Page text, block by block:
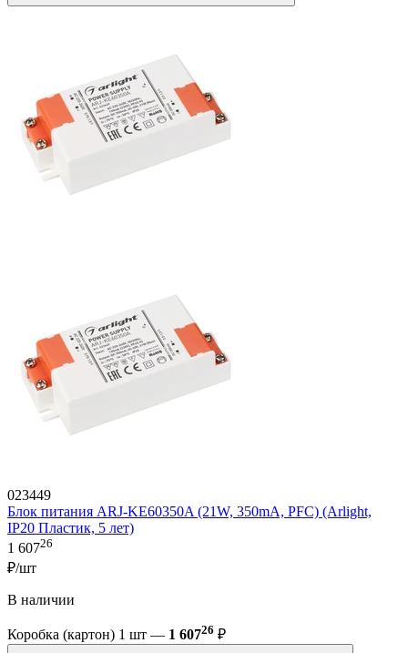
023449
Блок питания ARJ-KE60350A (21W, 350mA, PFC) (Arlight,
IP20 Пластик, 5 лет)
1 60726
₽/шт
В наличии
Коробка (картон) 1 шт — 1 60726 ₽